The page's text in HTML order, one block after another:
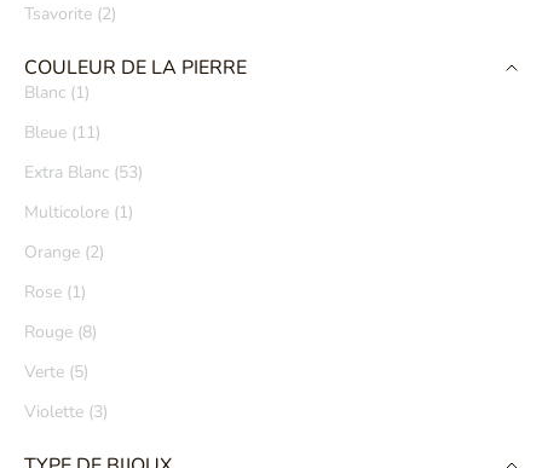
Tsavorite (2)
COULEUR DE LA PIERRE
Blanc (1)
Bleue (11)
Extra Blanc (53)
Multicolore (1)
Orange (2)
Rose (1)
Rouge (8)
Verte (5)
Violette (3)